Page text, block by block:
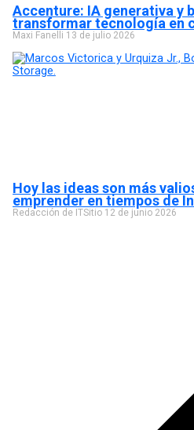
Accenture: IA generativa y
transformar tecnología en
Maxi Fanelli 13 de julio 2026
Hoy las ideas son más
emprender en tiempos de
Redacción de ITSitio 12 de junio 2026